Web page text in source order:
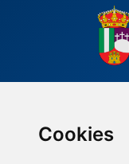
Cookies